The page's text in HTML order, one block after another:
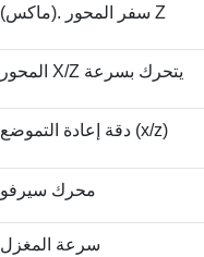
(ماكس). سفر المحور Z
المحور X/Z يتحرك بسرعة
دقة إعادة التموضع (x/z)
محرك سيرفو
سرعة المغزل